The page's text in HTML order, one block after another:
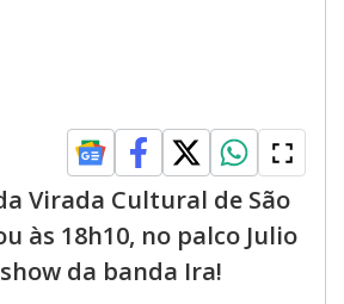
Virada Cultural de São
às 18h10, no palco Julio
da banda Ira!